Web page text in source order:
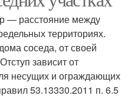
— расстояние между
территориях.
соседа, от своей
зависит от
несущих и ограждающих
53.13330.2011 п. 6.5